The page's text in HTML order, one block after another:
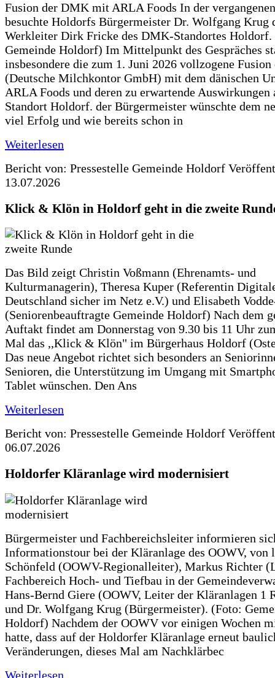
Fusion der DMK mit ARLA Foods In der
besuchte Holdorfs Bürgermeister Dr. Wolfgang Krug
Werkleiter Dirk Fricke des DMK-Standortes Holdorf.
Gemeinde Holdorf) Im Mittelpunkt des Gespräches
insbesondere die zum 1. Juni 2026 vollzogene
(Deutsche Milchkontor GmbH) mit dem dänischen
ARLA Foods und deren zu erwartende Auswirkungen
Standort Holdorf. der Bürgermeister wünschte dem
viel Erfolg und wie bereits schon in
Weiterlesen
Bericht von: Pressestelle Gemeinde Holdorf
13.07.2026
Klick & Klön in Holdorf geht in die zweite
Das Bild zeigt Christin Voßmann (Ehrenamts- und
Kulturmanagerin), Theresa Kuper (Referentin
Deutschland sicher im Netz e.V.) und Elisabeth
(Seniorenbeauftragte Gemeinde Holdorf) Nach dem
Auftakt findet am Donnerstag von 9.30 bis 11 Uhr
Mal das ,,Klick & Klön" im Bürgerhaus Holdorf
Das neue Angebot richtet sich besonders an
Senioren, die Unterstützung im Umgang mit
Tablet wünschen. Den Ans
Weiterlesen
Bericht von: Pressestelle Gemeinde Holdorf
06.07.2026
Holdorfer Kläranlage wird modernisiert
Bürgermeister und Fachbereichsleiter informieren
Informationstour bei der Kläranlage des OOWV, von
Schönfeld (OOWV-Regionalleiter), Markus Richter
Fachbereich Hoch- und Tiefbau in der
Hans-Bernd Giere (OOWV, Leiter der Kläranlagen 1
und Dr. Wolfgang Krug (Bürgermeister). (Foto:
Holdorf) Nachdem der OOWV vor einigen Wochen
hatte, dass auf der Holdorfer Kläranlage erneut
Veränderungen, dieses Mal am Nachklärbec
Weiterlesen